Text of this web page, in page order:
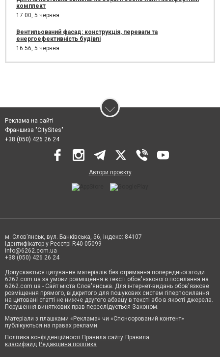
комплект
17:00, 5 червня
Вентильований фасад: конструкція, переваги та
енергоефективність будівлі
16:56, 5 червня
Реклама на сайті
Франшиза "CitySites"
+38 (050) 426 26 24
Автори проєкту
м. Слов’янськ, вул. Банківська, 56, індекс: 84107
Ідентифікатор у Реєстрі R40-05099
info@6262.com.ua
+38 (050) 426 26 24
Допускається цитування матеріалів без отримання попередньої згоди
6262.com.ua за умови розміщення в тексті обов'язкового посилання на
6262.com.ua - Сайт міста Слов'янська. Для інтернет-видань обов'язкове
розміщення прямого, відкритого для пошукових систем гіперпосилання
на цитовані статті не нижче другого абзацу в тексті або в якості джерела.
Порушення виняткових прав переслідується Законом.
Матеріали з плашками «Реклама» чи «Спонсорований контент»
публікуються на правах реклами.
Політика конфіденційності Правила сайту Правила
класифайд Редакційна політика